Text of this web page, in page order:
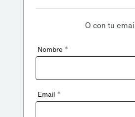
O con tu
Nombre *
Email *